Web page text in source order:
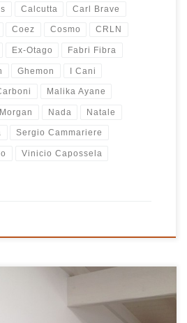
Calcutta Carl Brave
Coez Cosmo CRLN
Ex-Otago Fabri Fibra
Ghemon I Cani
Malika Ayane
Morgan Nada Natale
Sergio Cammariere
Vinicio Capossela